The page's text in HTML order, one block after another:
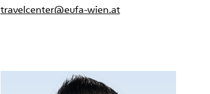
travelcenter@eufa-wien.at